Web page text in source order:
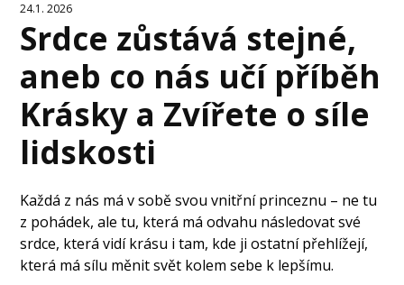
24.1. 2026
Srdce zůstává stejné,
aneb co nás učí příběh
Krásky a Zvířete o síle
lidskosti
Každá z nás má v sobě svou vnitřní princeznu – ne tu
z pohádek, ale tu, která má odvahu následovat své
srdce, která vidí krásu i tam, kde ji ostatní přehlížejí,
která má sílu měnit svět kolem sebe k lepšímu.